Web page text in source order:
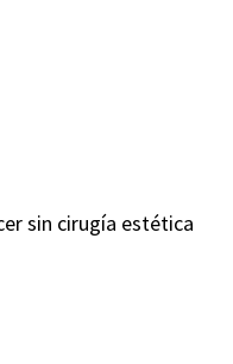
sin cirugía estética